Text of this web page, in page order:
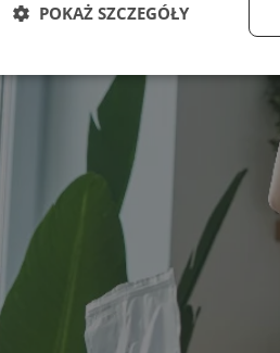
POKAŻ SZCZEGÓŁY
Niezbędne Wydajność
Niezbędne pliki cookie umożliwiają
zarządzanie kontem. Bez niezbędnych